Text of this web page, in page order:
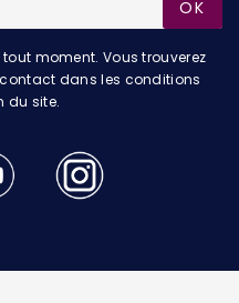
OK
moment. Vous trouverez
dans les conditions
du site.